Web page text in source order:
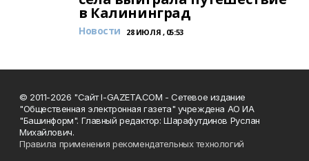
в Калининград
Новости 28 ИЮЛЯ , 05:53
© 2011-2026 "Сайт I-GAZETA.COM - Сетевое издание
"Общественная электронная газета" учреждена АО ИА
"Башинформ". Главный редактор: Шарафутдинов Руслан
Михайлович.
Правила применения рекомендательных технологий